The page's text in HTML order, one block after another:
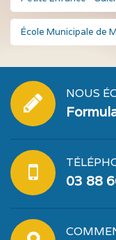
École Municipale de
NOUS
03 88